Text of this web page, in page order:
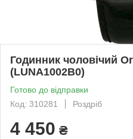
Годинник чоловічий
(LUNA1002B0)
Готово до відправки
Код: 310281
Роздріб
4 450 ₴